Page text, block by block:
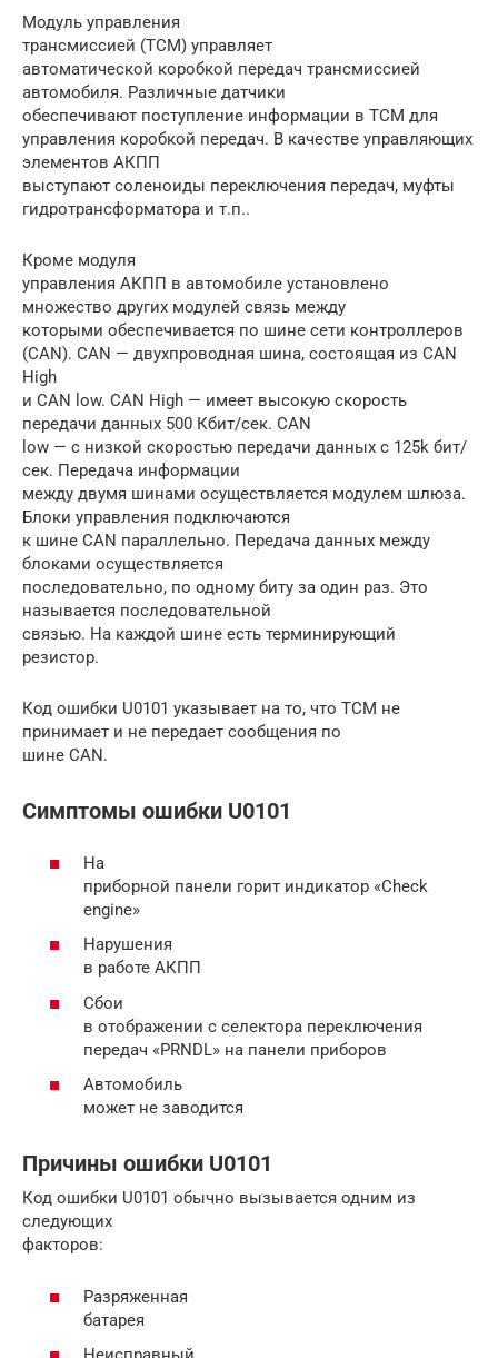
Модуль управления
трансмиссией (TCM) управляет
автоматической коробкой передач трансмиссией
автомобиля. Различные датчики
обеспечивают поступление информации в TCM для
управления коробкой передач. В качестве управляющих
элементов АКПП
выступают соленоиды переключения передач, муфты
гидротрансформатора и т.п..
Кроме модуля
управления АКПП в автомобиле установлено
множество других модулей связь между
которыми обеспечивается по шине сети контроллеров
(CAN). CAN — двухпроводная шина, состоящая из CAN
High
и CAN low. CAN High — имеет высокую скорость
передачи данных 500 Кбит/сек. CAN
low — с низкой скоростью передачи данных с 125k бит/
сек. Передача информации
между двумя шинами осуществляется модулем шлюза.
Блоки управления подключаются
к шине CAN параллельно. Передача данных между
блоками осуществляется
последовательно, по одному биту за один раз. Это
называется последовательной
связью. На каждой шине есть терминирующий
резистор.
Код ошибки U0101 указывает на то, что TCM не
принимает и не передает сообщения по
шине CAN.
Симптомы ошибки U0101
На
приборной панели горит индикатор «Check
engine»
Нарушения
в работе АКПП
Сбои
в отображении с селектора переключения
передач «PRNDL» на панели приборов
Автомобиль
может не заводится
Причины ошибки U0101
Код ошибки U0101 обычно вызывается одним из
следующих
факторов:
Разряженная
батарея